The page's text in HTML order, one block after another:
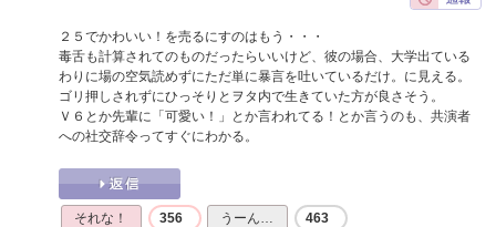
２５でかわいい！を売るにすのはもう・・・
毒舌も計算されてのものだったらいいけど、彼の場合、大学出ている
わりに場の空気読めずにただ単に暴言を吐いているだけ。に見える。
ゴリ押しされずにひっそりとヲタ内で生きていた方が良さそう。
Ｖ６とか先輩に「可愛い！」とか言われてる！とか言うのも、共演者
への社交辞令ってすぐにわかる。
それな！ 356 うーん… 463